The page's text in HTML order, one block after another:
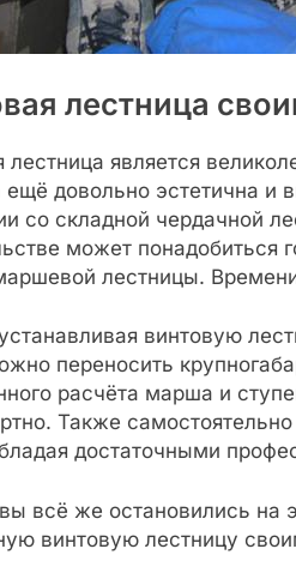
лестница
лестница является
ещё довольно эстетична
со складной чердачной
может понадобиться
лестницы.
винтовую
переносить
расчёта марша и
Также
достаточными
всё же остановились на
винтовую лестницу